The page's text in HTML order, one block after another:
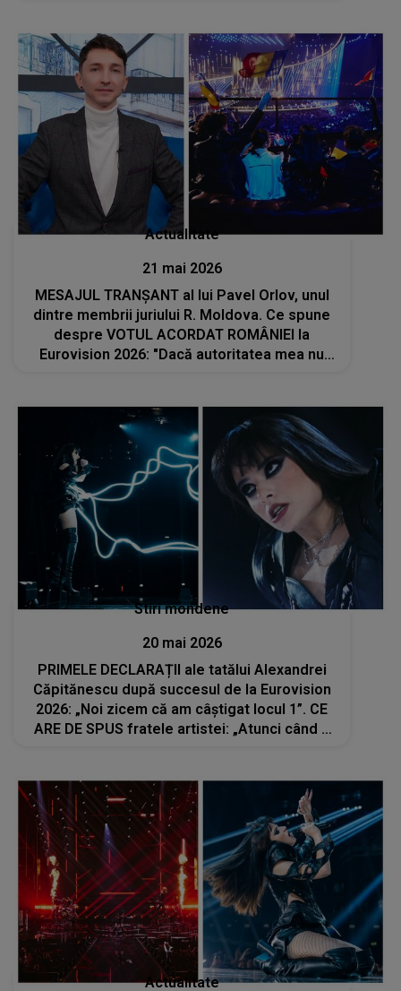
Actualitate
21 mai 2026
MESAJUL TRANȘANT al lui Pavel Orlov, unul
dintre membrii juriului R. Moldova. Ce spune
despre VOTUL ACORDAT ROMÂNIEI la
Eurovision 2026: "Dacă autoritatea mea nu
Stiri mondene
20 mai 2026
PRIMELE DECLARAȚII ale tatălui Alexandrei
Căpitănescu după succesul de la Eurovision
2026: „Noi zicem că am câștigat locul 1”. CE
ARE DE SPUS fratele artistei: „Atunci când a
Actualitate